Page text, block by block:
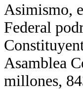
Asimismo,
Federal
Asamblea
millones,